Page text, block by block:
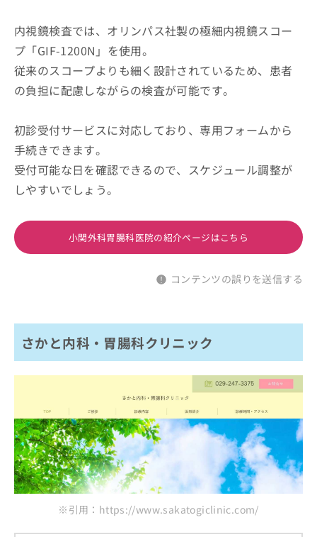
内視鏡検査では、オリンパス社製の極細内視鏡スコー
プ「GIF-1200N」を使用。
従来のスコープよりも細く設計されているため、患者
の負担に配慮しながらの検査が可能です。
初診受付サービスに対応しており、専用フォームから
手続きできます。
受付可能な日を確認できるので、スケジュール調整が
しやすいでしょう。
小関外科胃腸科医院の紹介ページはこちら
コンテンツの誤りを送信する
さかと内科・胃腸科クリニック
※引用：https://www.sakatogiclinic.com/